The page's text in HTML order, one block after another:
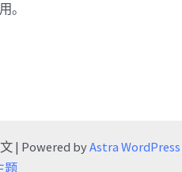
。
| Powered byAstra WordPress
题